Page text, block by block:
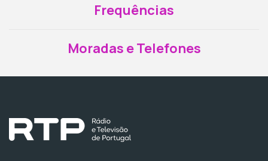
Frequências
Moradas e Telefones